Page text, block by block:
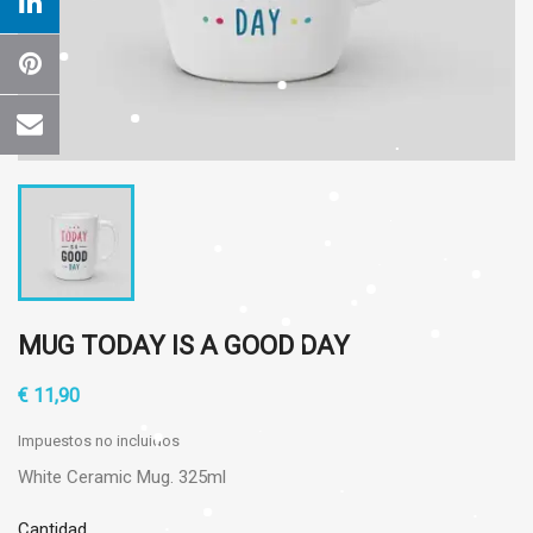
MUG TODAY IS A GOOD DAY
€ 11,90
Impuestos no incluidos
White Ceramic Mug. 325ml